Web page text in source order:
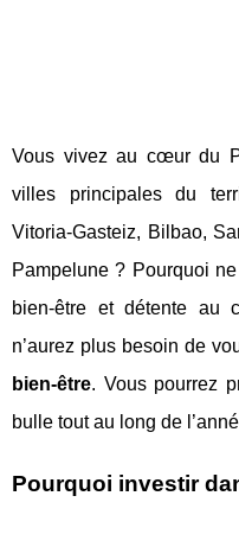
Vous vivez au cœur du
villes principales du
Vitoria-Gasteiz, Bilbao,
Pampelune ? Pourquoi
bien-être et détente au
n’aurez plus besoin de
bien-être. Vous pourrez
bulle tout au long de
Pourquoi investir